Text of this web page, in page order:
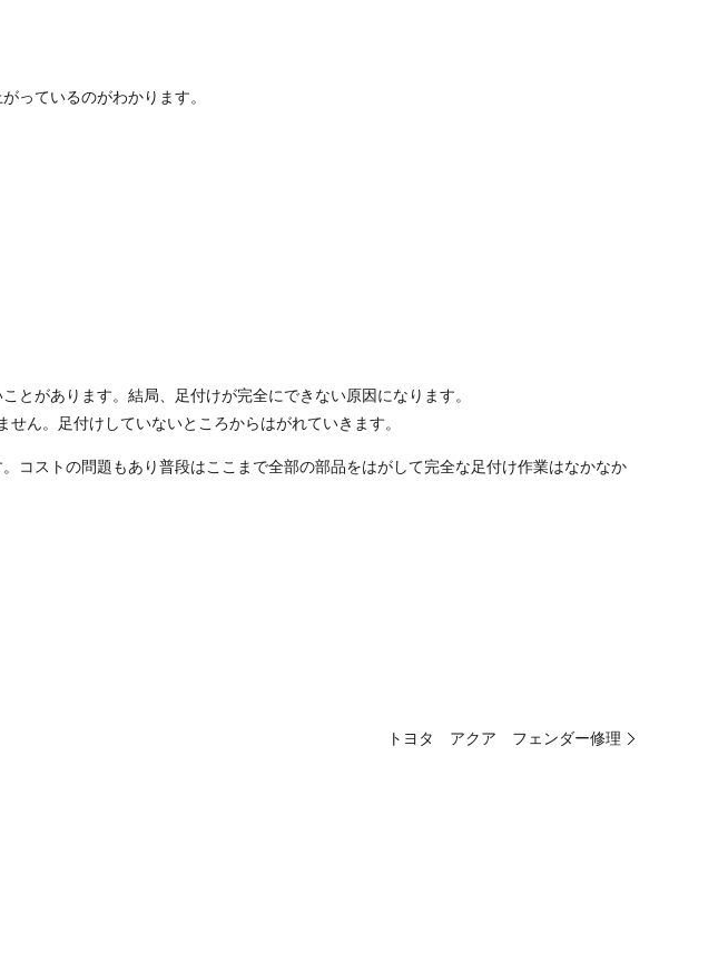
っているのがわかります。
があります。結局、足付けが完全にできない原因になります。
ん。足付けしていないところからはがれていきます。
コストの問題もあり普段はここまで全部の部品をはがして完全な足付け作業はなかなか
トヨタ アクア フェンダー修理